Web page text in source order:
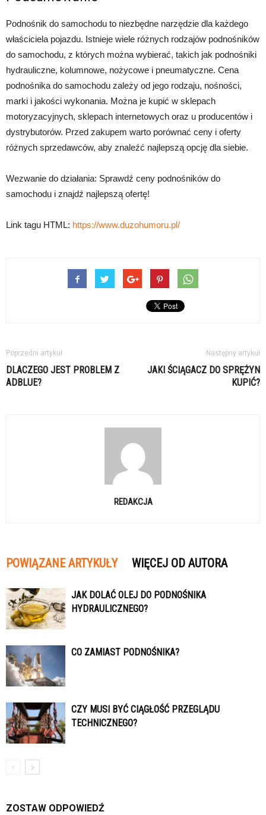
Podnośnik do samochodu to niezbędne narzędzie dla każdego
właściciela pojazdu. Istnieje wiele różnych rodzajów podnośników
do samochodu, z których można wybierać, takich jak podnośniki
hydrauliczne, kolumnowe, nożycowe i pneumatyczne. Cena
podnośnika do samochodu zależy od jego rodzaju, nośności,
marki i jakości wykonania. Można je kupić w sklepach
motoryzacyjnych, sklepach internetowych oraz u producentów i
dystrybutorów. Przed zakupem warto porównać ceny i oferty
różnych sprzedawców, aby znaleźć najlepszą opcję dla siebie.
Wezwanie do działania: Sprawdź ceny podnośników do
samochodu i znajdź najlepszą ofertę!
Link tagu HTML: https://www.duzohumoru.pl/
Poprzedni artykuł
DLACZEGO JEST PROBLEM Z
ADBLUE?
Następny artykuł
JAKI ŚCIĄGACZ DO SPRĘŻYN
KUPIĆ?
REDAKCJA
POWIĄZANE ARTYKUŁY WIĘCEJ OD AUTORA
JAK DOLAĆ OLEJ DO PODNOŚNIKA
HYDRAULICZNEGO?
CO ZAMIAST PODNOŚNIKA?
CZY MUSI BYĆ CIĄGŁOŚĆ PRZEGLĄDU
TECHNICZNEGO?
ZOSTAW ODPOWIEDŹ